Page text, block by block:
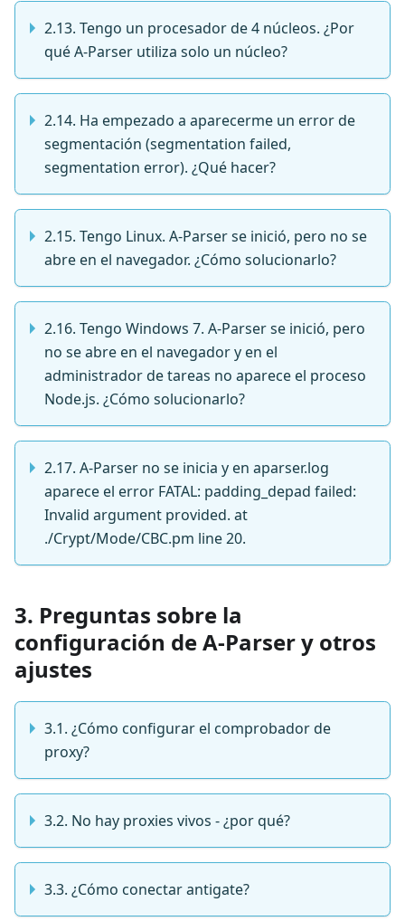
2.13. Tengo un procesador de 4 núcleos. ¿Por
qué A-Parser utiliza solo un núcleo?
2.14. Ha empezado a aparecerme un error de
segmentación (segmentation failed,
segmentation error). ¿Qué hacer?
2.15. Tengo Linux. A-Parser se inició, pero no se
abre en el navegador. ¿Cómo solucionarlo?
2.16. Tengo Windows 7. A-Parser se inició, pero
no se abre en el navegador y en el
administrador de tareas no aparece el proceso
Node.js. ¿Cómo solucionarlo?
2.17. A-Parser no se inicia y en aparser.log
aparece el error FATAL: padding_depad failed:
Invalid argument provided. at
./Crypt/Mode/CBC.pm line 20.
3. Preguntas sobre la
configuración de A-Parser y otros
ajustes
3.1. ¿Cómo configurar el comprobador de
proxy?
3.2. No hay proxies vivos - ¿por qué?
3.3. ¿Cómo conectar antigate?